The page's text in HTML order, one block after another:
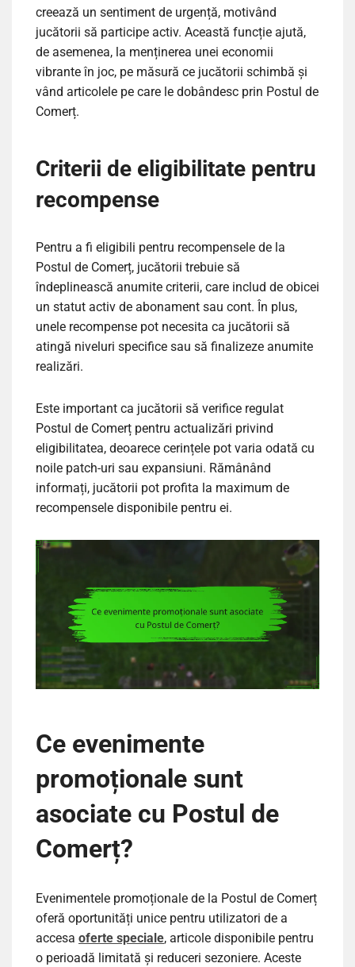
creează un sentiment de urgență, motivând
jucătorii să participe activ. Această funcție ajută,
de asemenea, la menținerea unei economii
vibrante în joc, pe măsură ce jucătorii schimbă și
vând articolele pe care le dobândesc prin Postul de
Comerț.
Criterii de eligibilitate pentru
recompense
Pentru a fi eligibili pentru recompensele de la
Postul de Comerț, jucătorii trebuie să
îndeplinească anumite criterii, care includ de obicei
un statut activ de abonament sau cont. În plus,
unele recompense pot necesita ca jucătorii să
atingă niveluri specifice sau să finalizeze anumite
realizări.
Este important ca jucătorii să verifice regulat
Postul de Comerț pentru actualizări privind
eligibilitatea, deoarece cerințele pot varia odată cu
noile patch-uri sau expansiuni. Rămânând
informați, jucătorii pot profita la maximum de
recompensele disponibile pentru ei.
Ce evenimente
promoționale sunt
asociate cu Postul de
Comerț?
Evenimentele promoționale de la Postul de Comerț
oferă oportunități unice pentru utilizatori de a
accesa oferte speciale, articole disponibile pentru
o perioadă limitată și reduceri sezoniere. Aceste